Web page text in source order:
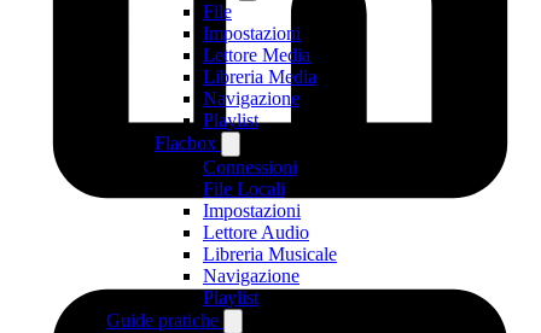
File
Impostazioni
Lettore Media
Libreria Media
Navigazione
Playlist
Flacbox
Connessioni
File Locali
Impostazioni
Lettore Audio
Libreria Musicale
Navigazione
Playlist
Guide pratiche